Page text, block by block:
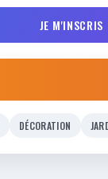
JE M'INSCRIS
DÉCORATION